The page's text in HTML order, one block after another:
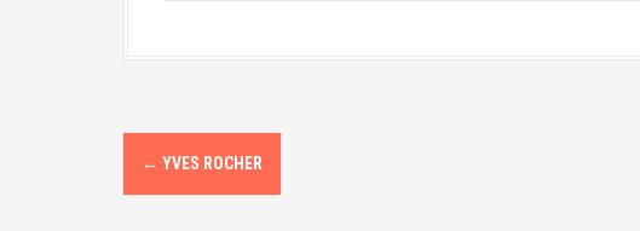
P
o
← YVES ROCHER